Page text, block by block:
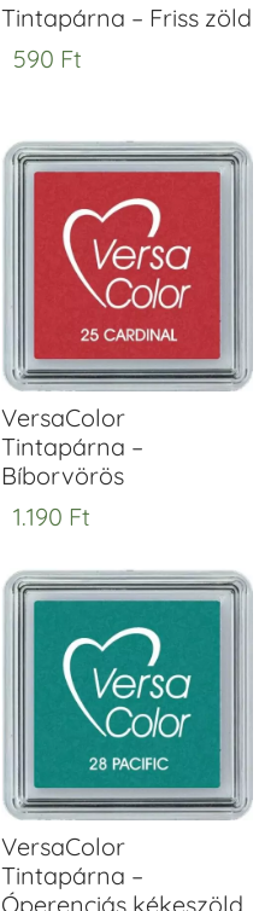
Tintapárna – Friss zöld
590 Ft
VersaColor
Tintapárna –
Bíborvörös
1.190 Ft
VersaColor
Tintapárna –
Óperenciás kékeszöld